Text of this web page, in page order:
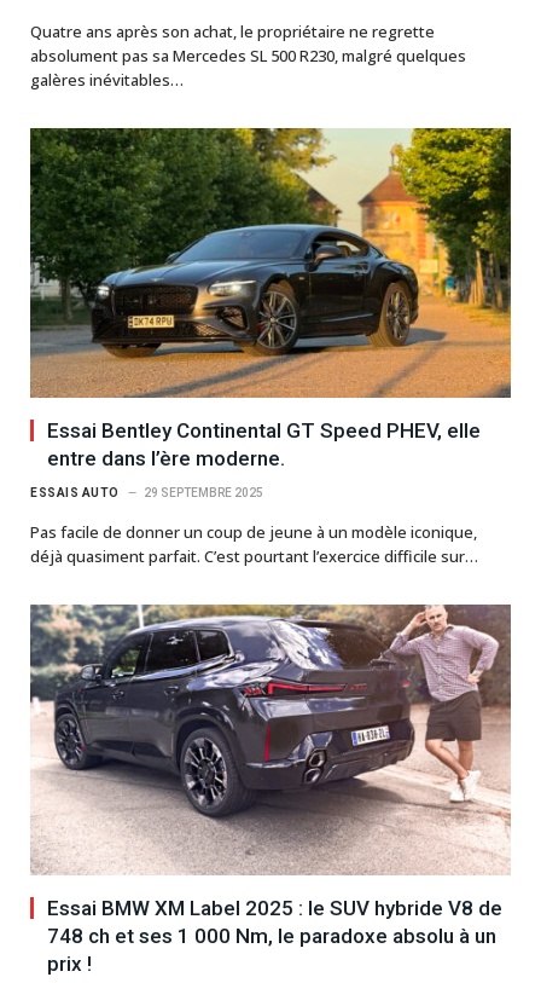
Quatre ans après son achat, le propriétaire ne regrette
absolument pas sa Mercedes SL 500 R230, malgré quelques
galères inévitables…
Essai Bentley Continental GT Speed PHEV, elle
entre dans l’ère moderne.
ESSAIS AUTO 29 SEPTEMBRE 2025
Pas facile de donner un coup de jeune à un modèle iconique,
déjà quasiment parfait. C’est pourtant l’exercice difficile sur…
Essai BMW XM Label 2025 : le SUV hybride V8 de
748 ch et ses 1 000 Nm, le paradoxe absolu à un
prix !